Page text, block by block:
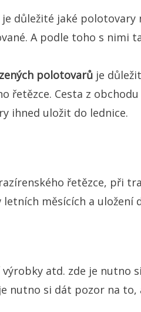
důležité jaké polotovary
A podle toho s nimi
polotovarů je
řetězce. Cesta z
ihned uložit do lednice.
řetězce, při
měsících a
atd. zde je nutno
nutno si dát pozor na